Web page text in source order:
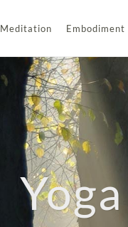
Meditation Embodiment
Yoga